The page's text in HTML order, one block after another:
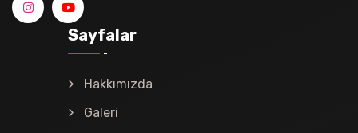
Sayfalar
Hakkımızda
Galeri